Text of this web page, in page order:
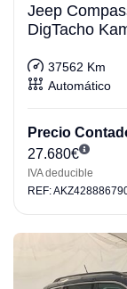
Jeep
DigTacho
37562 Km
Automático
Precio
27.680€
IVA deducible
REF: